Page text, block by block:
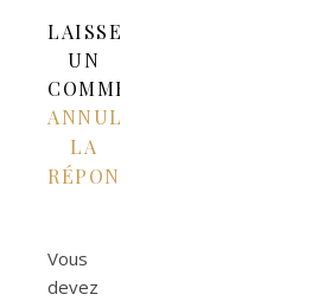
LAISSER
UN
COMMENTAIRE
ANNULER
LA
RÉPONSE
Vous
devez